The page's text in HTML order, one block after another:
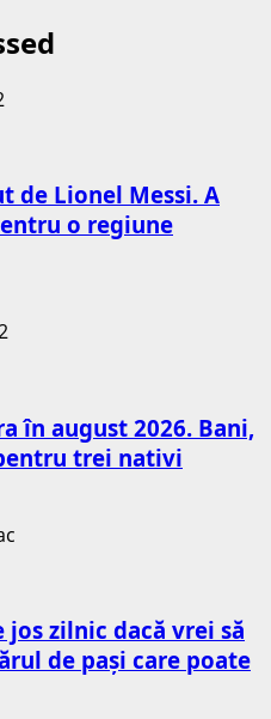
de Lionel Messi. A
o regiune
în august 2026. Bani,
trei nativi
zilnic dacă vrei să
de pași care poate